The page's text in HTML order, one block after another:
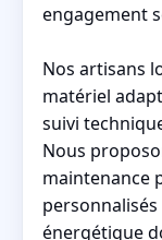
engagement
Nos artisans
matériel
suivi
Nous
maintenance
énergétique